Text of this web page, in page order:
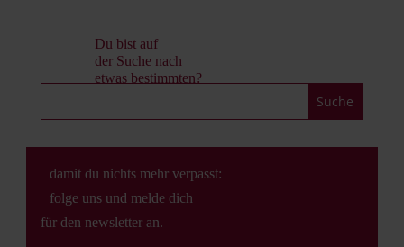
Du bist auf
der Suche nach
etwas bestimmten?
damit du nichts mehr verpasst:
folge uns und melde dich
für den newsletter an.